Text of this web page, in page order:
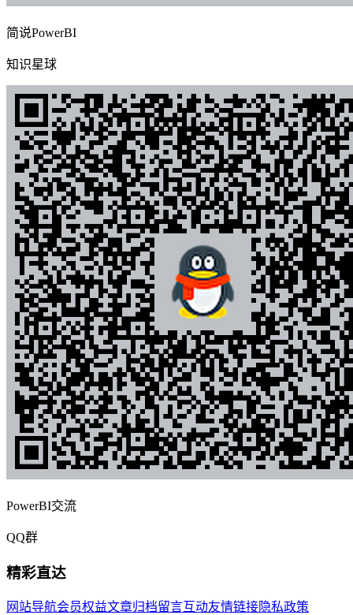
简说PowerBI
知识星球
PowerBI交流
QQ群
精彩直达
网站导航会员权益文章归档留言互动友情链接隐私政策